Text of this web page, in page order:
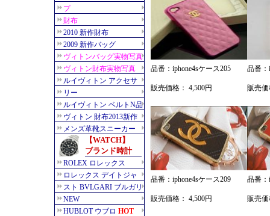
品番：iphone4sケース205
販売価格： 4,500円
品番：
販売価
品番：iphone4sケース209
販売価格： 4,500円
品番：
販売価